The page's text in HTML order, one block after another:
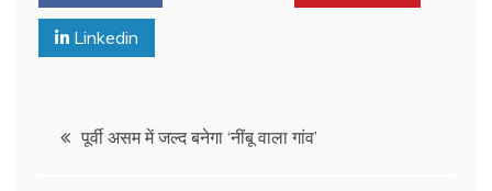
Linkedin
पूर्वी असम में जल्द बनेगा ‘नींबू वाला गांव’